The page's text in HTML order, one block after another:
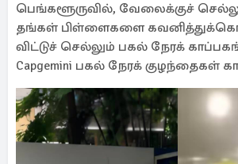
பெங்களூருவில், வேலைக்குச்
தங்கள் பிள்ளைகளை
விட்டுச் செல்லும் பகல் நேரக்
Capgemini பகல் நேரக் குழந்தைகள்